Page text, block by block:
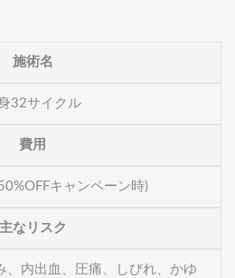
施術名
32サイクル
費用
キャンペーン時)
主なリスク
、内出血、圧痛、しびれ、かゆ